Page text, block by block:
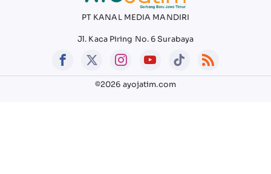
PT KANAL MEDIA MANDIRI
Jl. Kaca Piring No. 6 Surabaya
©2026 ayojatim.com